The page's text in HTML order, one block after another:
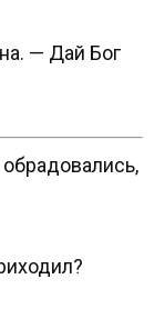
— Дай Бог